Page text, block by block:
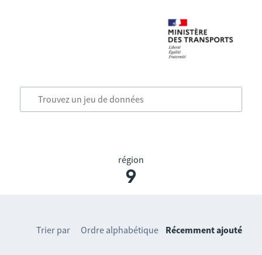
région
9
Trier par Ordre alphabétique Récemment ajouté